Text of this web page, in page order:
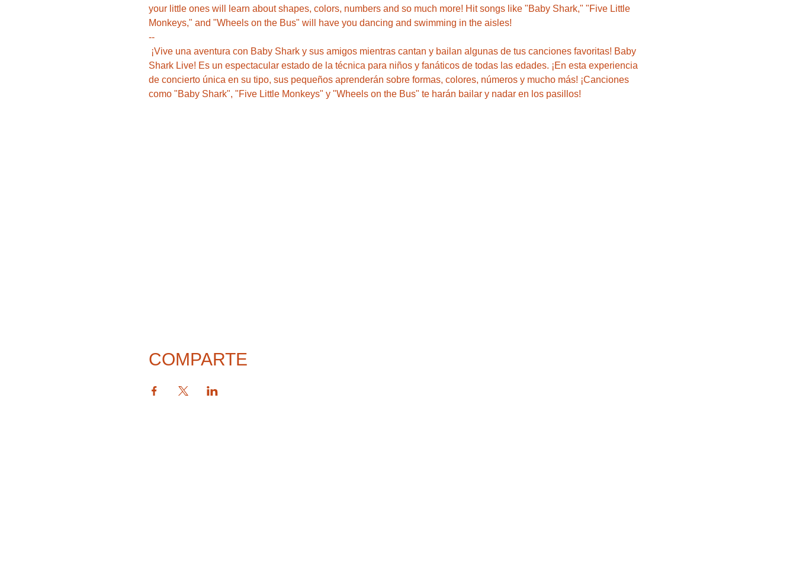
your little ones will learn about shapes, colors, numbers and so much more! Hit songs like "Baby Shark," "Five Little
Monkeys," and "Wheels on the Bus" will have you dancing and swimming in the aisles!
--
¡Vive una aventura con Baby Shark y sus amigos mientras cantan y bailan algunas de tus canciones favoritas! Baby
Shark Live! Es un espectacular estado de la técnica para niños y fanáticos de todas las edades. ¡En esta experiencia
de concierto única en su tipo, sus pequeños aprenderán sobre formas, colores, números y mucho más! ¡Canciones
como "Baby Shark", "Five Little Monkeys" y "Wheels on the Bus" te harán bailar y nadar en los pasillos!
COMPARTE